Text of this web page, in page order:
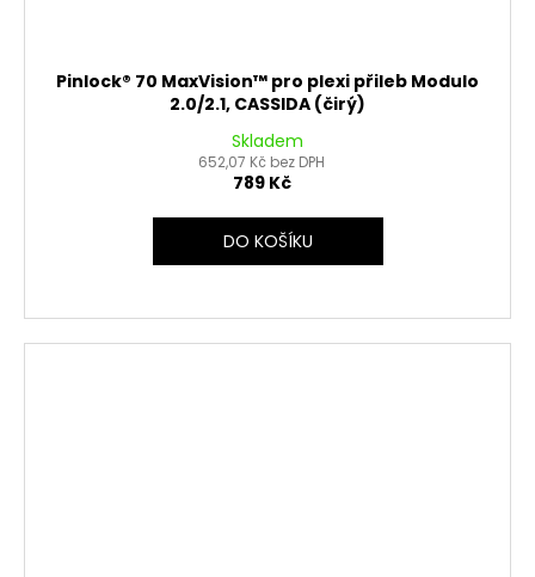
Pinlock® 70 MaxVision™ pro plexi přileb Modulo
2.0/2.1, CASSIDA (čirý)
Skladem
652,07 Kč bez DPH
789 Kč
DO KOŠÍKU